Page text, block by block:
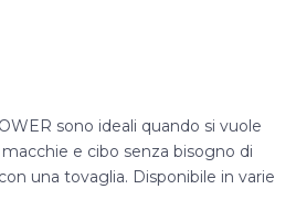
sono ideali quando si vuole
e cibo senza bisogno di
una tovaglia. Disponibile in varie